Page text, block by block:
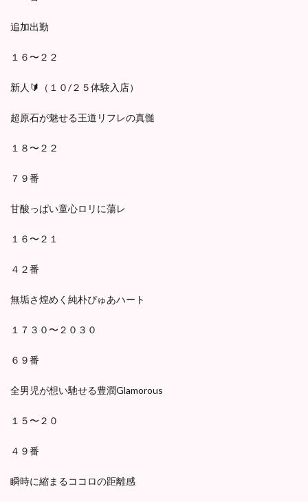
追加出勤
１６〜２２
新人🔰（１０/２５体験入店）
超原石が魅せる王道リフレの真髄
１８〜２２
７９番
甘酸っぱい童心ロリに蕩レ
１６〜２１
４２番
無垢さ煌めく純朴ぴゅあハート
１７３０〜２０３０
６９番
全男児が想い馳せる豊潤Glamorous
１５〜２０
４９番
瞬時に縮まるココロの距離感